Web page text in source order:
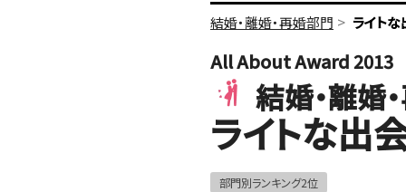
結婚・離婚・再婚部門 > ライト
All About Award 2013
結婚・離婚
ライトな出
部門別ランキング2位